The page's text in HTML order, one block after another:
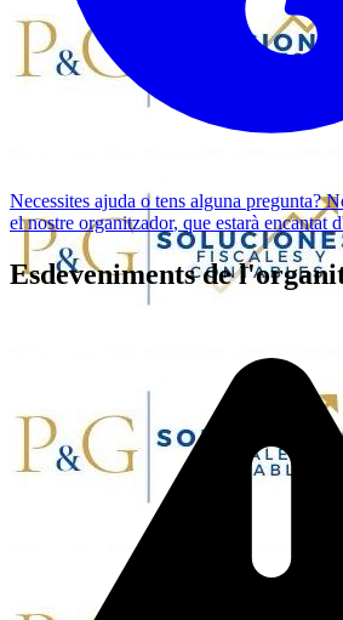
Necessites ajuda o tens alguna pregunta?
el nostre organitzador, que estarà encantat
Esdeveniments de